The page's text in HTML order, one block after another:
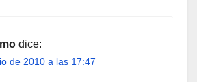
dice:
de 2010 a las 17:47